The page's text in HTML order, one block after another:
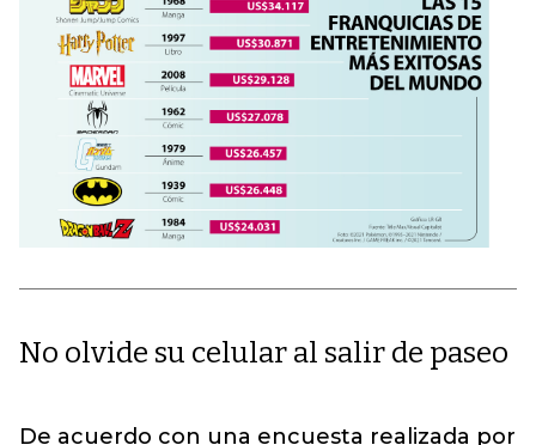
No olvide su celular al salir de paseo
De acuerdo con una encuesta realizada por